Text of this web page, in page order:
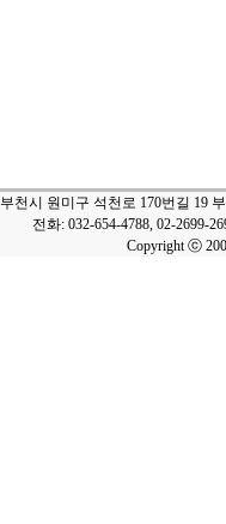
부천시 원미구 석천로 170번길 19
전화: 032-654-4788, 02-2699-
Copyright ⓒ